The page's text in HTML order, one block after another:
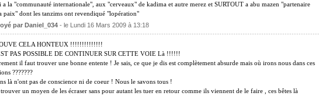
a la "communauté internationale", aux "cerveaux" de kadima et autre merez et SURTOUT a abu mazen "partenaire
paix" dont les tanzims ont revendiqué "lopération"
par Daniel_034- le Lundi 16 Mars 2009 à 13:18
CELA HONTEUX !!!!!!!!!!!!!!
PAS POSSIBLE DE CONTINUER SUR CETTE VOIE Là !!!!!!
il faut trouver une bonne entente ! Je sais, ce que je dis est complètement absurde mais où irons nous dans ces
???????
là n'ont pas de conscience ni de coeur ! Nous le savons tous !
un moyen de les écraser sans pour autant les tuer en retour comme ils viennent de le faire , ces bêtes là